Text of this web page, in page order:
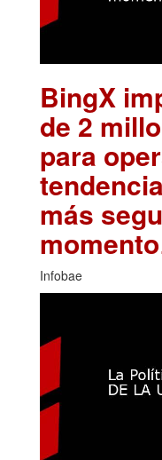
BingX
de 2
para
más
momento
Infobae